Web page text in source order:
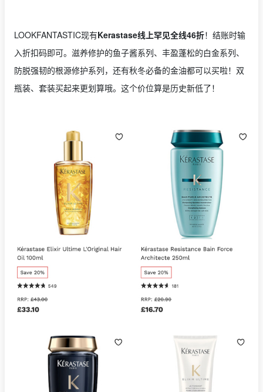
LOOKFANTASTIC现有Kerastase线上罕见全线46折！结账时输
入折扣码即可。滋养修护的鱼子酱系列、丰盈蓬松的白金系列、
防脱强韧的根源修护系列，还有秋冬必备的金油都可以买啦！双
瓶装、套装买起来更划算哦。这个价位算是历史新低了！